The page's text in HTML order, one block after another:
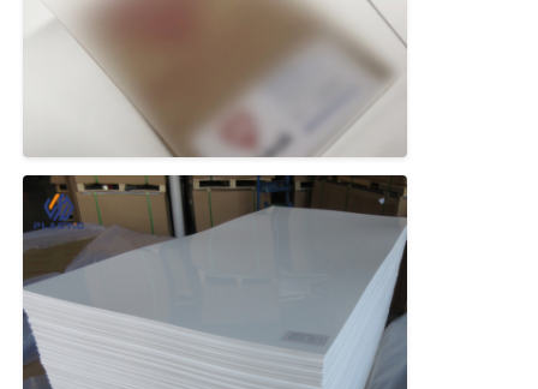
boîte de présentation acrylique
Feuille acrylique miroir
Feuille glacée acrylique
Feuille acrylique expulsée
Plaque acrylique de marbre